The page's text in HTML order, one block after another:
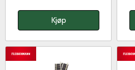
Kjøp